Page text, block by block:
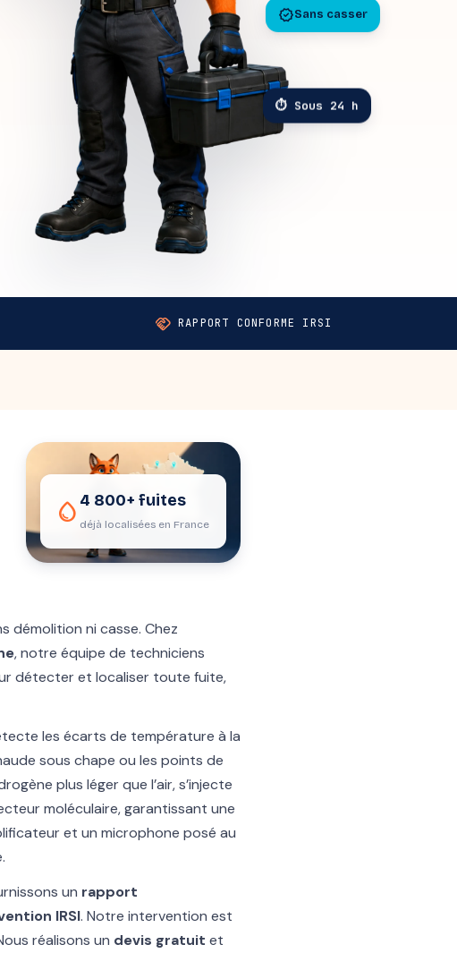
⏱ Sous 24 h
verifiedSans casser
handshakeRAPPORT CONFORME IRSI
water_drop 4 800+ fuites
déjà localisées en France
démolition ni casse. Chez
, notre équipe de techniciens
détecter et localiser toute fuite,
les écarts de température à la
sous chape ou les points de
plus léger que l’air, s’injecte
moléculaire, garantissant une
et un microphone posé au
un rapport
IRSI. Notre intervention est
réalisons un devis gratuit et